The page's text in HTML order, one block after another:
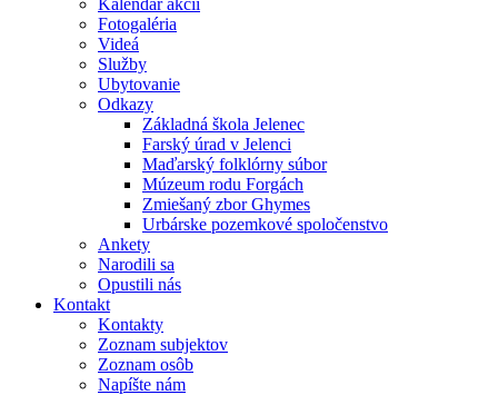
Kalendár akcií
Fotogaléria
Videá
Služby
Ubytovanie
Odkazy
Základná škola Jelenec
Farský úrad v Jelenci
Maďarský folklórny súbor
Múzeum rodu Forgách
Zmiešaný zbor Ghymes
Urbárske pozemkové spoločenstvo
Ankety
Narodili sa
Opustili nás
Kontakt
Kontakty
Zoznam subjektov
Zoznam osôb
Napíšte nám